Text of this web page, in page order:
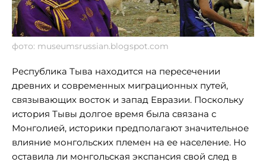
фото: museumsrussian.blogspot.com
Республика Тыва находится на пересечении
древних и современных миграционных путей,
связывающих восток и запад Евразии. Поскольку
история Тывы долгое время была связана с
Монголией, историки предполагают значительное
влияние монгольских племен на ее население. Но
оставила ли монгольская экспансия свой след в